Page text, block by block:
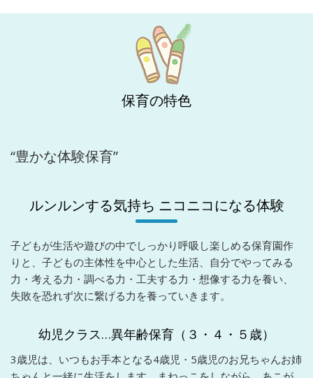
保育の特色
“豊かな体験保育”
ルンルンする気持ち ニコニコになる体験
子どもが生活や遊びの中でしっかり呼吸し楽しめる保育園作
りと、子どもの主体性を中心とした生活、自分でやってみる
力・考える力・調べる力・工夫する力・想像する力を養い、
失敗を恐れず次に繋げる力を養っていきます。
幼児クラス…異年齢保育（３・４・５歳）
3歳児は、いつもお手本となる4歳児・5歳児のお兄ちゃんお姉